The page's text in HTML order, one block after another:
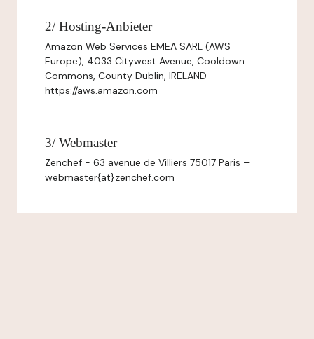
2/ Hosting-Anbieter
Amazon Web Services EMEA SARL (AWS
Europe), 4033 Citywest Avenue, Cooldown
Commons, County Dublin, IRELAND
https://aws.amazon.com
3/ Webmaster
Zenchef - 63 avenue de Villiers 75017 Paris –
webmaster{at}zenchef.com